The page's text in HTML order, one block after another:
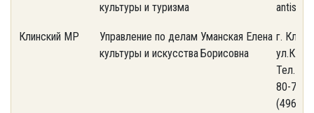
культуры и туризма
Клинский МР
Управление по делам
культуры и искусства
Уманская Елена
Борисовна
г. Клин,
Тел. +
80-70 ,
(49624)